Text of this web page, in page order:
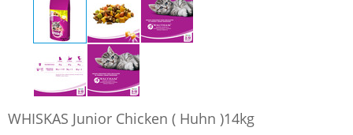
WHISKAS Junior Chicken ( Huhn )14kg